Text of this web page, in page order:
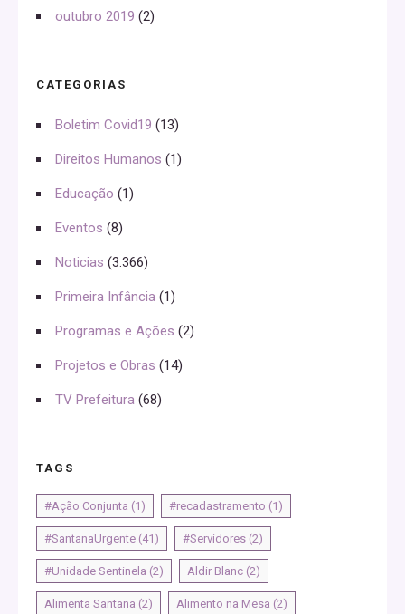
outubro 2019 (2)
CATEGORIAS
Boletim Covid19 (13)
Direitos Humanos (1)
Educação (1)
Eventos (8)
Noticias (3.366)
Primeira Infância (1)
Programas e Ações (2)
Projetos e Obras (14)
TV Prefeitura (68)
TAGS
#Ação Conjunta (1) #recadastramento (1)
#SantanaUrgente (41) #Servidores (2)
#Unidade Sentinela (2) Aldir Blanc (2)
Alimenta Santana (2) Alimento na Mesa (2)